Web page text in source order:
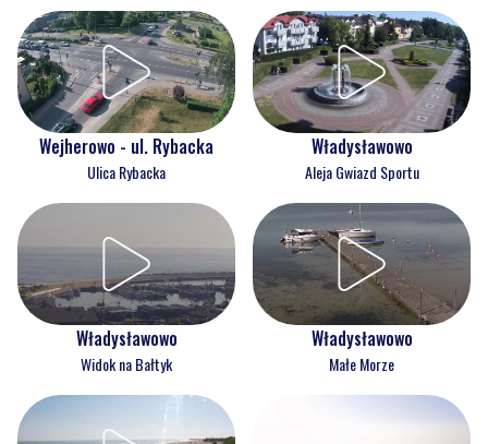
Wejherowo - ul. Rybacka
Ulica Rybacka
Władysławowo
Aleja Gwiazd Sportu
Władysławowo
Widok na Bałtyk
Władysławowo
Małe Morze